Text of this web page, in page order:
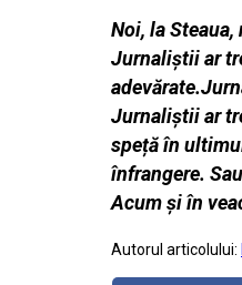
Noi, la
Jurnaliștii ar
Jurnaliștii ar
speță în
înfrangere.
Acum și în
Autorul articolului: